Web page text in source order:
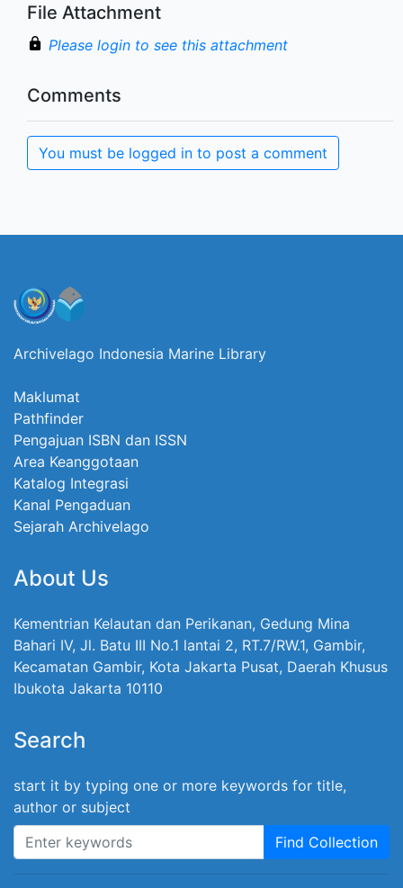
File Attachment
Please login to see this attachment
Comments
You must be logged in to post a comment
Archivelago Indonesia Marine Library
Maklumat
Pathfinder
Pengajuan ISBN dan ISSN
Area Keanggotaan
Katalog Integrasi
Kanal Pengaduan
Sejarah Archivelago
About Us
Kementrian Kelautan dan Perikanan, Gedung Mina
Bahari IV, Jl. Batu III No.1 lantai 2, RT.7/RW.1, Gambir,
Kecamatan Gambir, Kota Jakarta Pusat, Daerah Khusus
Ibukota Jakarta 10110
Search
start it by typing one or more keywords for title,
author or subject
Find Collection